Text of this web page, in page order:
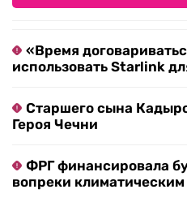
«Время
использовать Starlink
Старшего сына
Героя Чечни
ФРГ финансировала
вопреки